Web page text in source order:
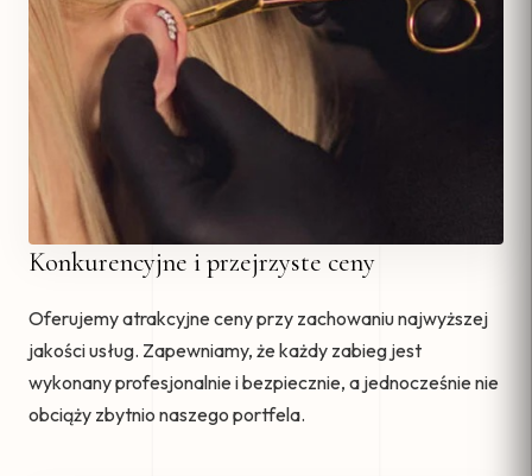
Konkurencyjne i przejrzyste ceny
Oferujemy atrakcyjne ceny przy zachowaniu najwyższej
jakości usług. Zapewniamy, że każdy zabieg jest
wykonany profesjonalnie i bezpiecznie, a jednocześnie nie
obciąży zbytnio naszego portfela.